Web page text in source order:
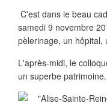
C'est dans le beau
samedi 9 novembre
pèlerinage, un hôpital,
L'après-midi, le
un superbe patrimoine.